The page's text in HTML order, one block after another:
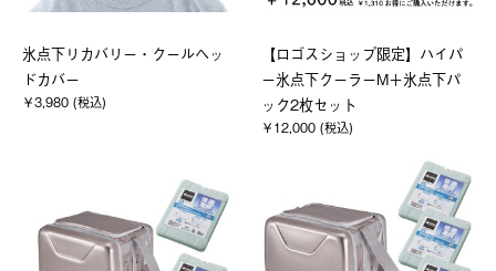
氷点下リカバリー・クールヘッ
ドカバー
￥3,980 (税込)
【ロゴスショップ限定】ハイパ
ー氷点下クーラーM＋氷点下パ
ック2枚セット
￥12,000 (税込)